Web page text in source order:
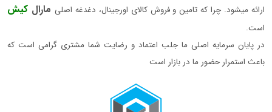
ارائه میشود. چرا که تامین و فروش کالای اورجینال، دغدغه اصلی مارال کیش
است.
در پایان سرمایه اصلی ما جلب اعتماد و رضایت شما مشتری گرامی است که
باعث استمرار حضور ما در بازار است